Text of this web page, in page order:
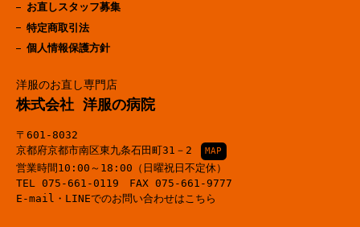
洋服のお直し専門店
株式会社 洋服の病院
〒601-8032
京都府京都市南区東九条石田町31－2
MAP
営業時間10:00～18:00（日曜祝日不定休）
TEL 075-661-0119 FAX 075-661-9777
E-mail・LINEでのお問い合わせはこちら
お直しスタッフ募集
特定商取引法
個人情報保護方針